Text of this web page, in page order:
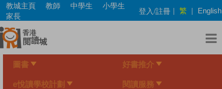
Skip
main
content
教城主頁 教師 中學生
小學生
家長
登入/註冊 | 繁 | English
圖書 好書推介
e悅讀學校計劃 閱讀服務